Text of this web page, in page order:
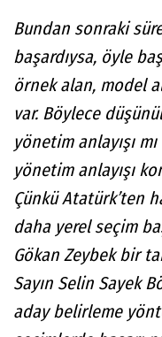
Bundan sonraki
başardıysa, öyle
örnek alan, model
var. Böylece
yönetim anlayışı
yönetim anlayışı
Çünkü Atatürk’ten
daha yerel seçim
Gökan Zeybek bir
Sayın Selin Sayek
aday belirleme